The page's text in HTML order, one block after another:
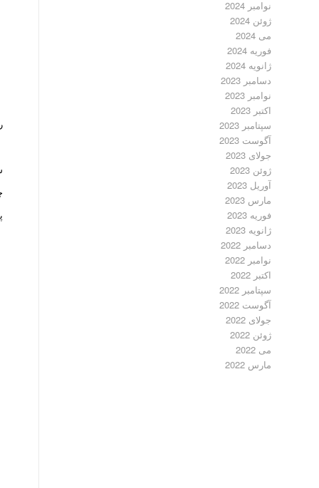
نوامبر 2024
ژوئن 2024
می 2024
فوریه 2024
ژانویه 2024
دسامبر 2023
نوامبر 2023
اکتبر 2023
سپتامبر 2023
آگوست 2023
جولای 2023
ژوئن 2023
آوریل 2023
مارس 2023
فوریه 2023
ژانویه 2023
دسامبر 2022
نوامبر 2022
اکتبر 2022
سپتامبر 2022
آگوست 2022
جولای 2022
ژوئن 2022
می 2022
مارس 2022